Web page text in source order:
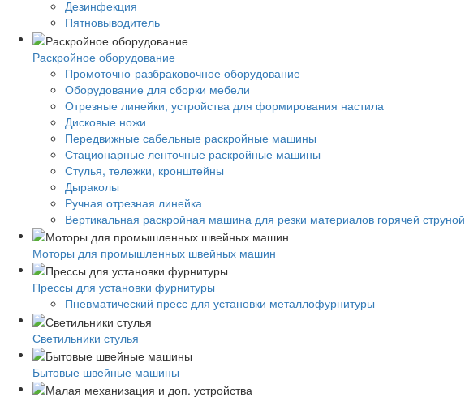
Дезинфекция
Пятновыводитель
Раскройное оборудование
Промоточно-разбраковочное оборудование
Оборудование для сборки мебели
Отрезные линейки, устройства для формирования настила
Дисковые ножи
Передвижные сабельные раскройные машины
Стационарные ленточные раскройные машины
Стулья, тележки, кронштейны
Дыраколы
Ручная отрезная линейка
Вертикальная раскройная машина для резки материалов горячей струной
Моторы для промышленных швейных машин
Прессы для установки фурнитуры
Пневматический пресс для установки металлофурнитуры
Светильники стулья
Бытовые швейные машины